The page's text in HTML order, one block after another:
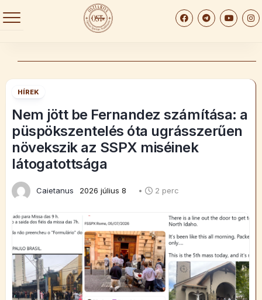
to
HÍREK
Nem jött be Fernandez számítása: a
püspökszentelés óta ugrásszerűen
növekszik az SSPX miséinek
látogatottsága
Caietanus 2026 július 8 • 2 perc